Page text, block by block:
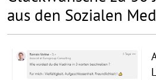
aus den Sozialen